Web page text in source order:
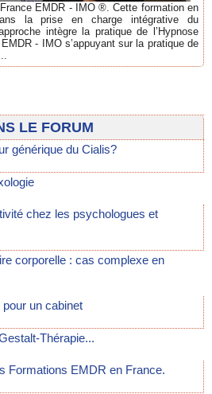
EMDR - IMO ®. Cette formation en
la prise en charge intégrative du
intègre la pratique de l’Hypnose
- IMO s’appuyant sur la pratique de
LE FORUM
générique du Cialis?
chez les psychologues et
corporelle : cas complexe en
un cabinet
Thérapie...
Formations EMDR en France.